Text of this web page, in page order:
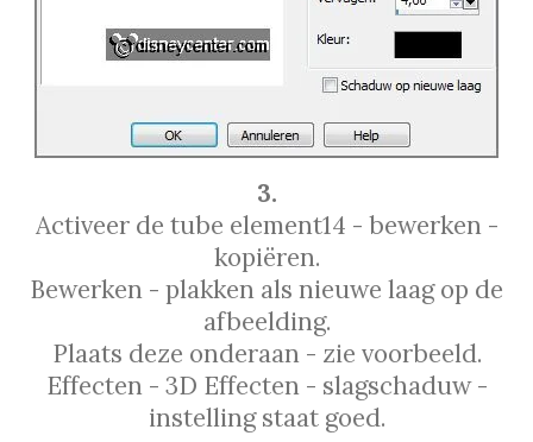
3.
Activeer de tube element14 - bewerken -
kopiëren.
Bewerken - plakken als nieuwe laag op de
afbeelding.
Plaats deze onderaan - zie voorbeeld.
Effecten - 3D Effecten - slagschaduw -
instelling staat goed.